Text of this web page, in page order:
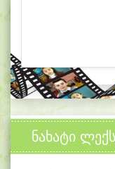
ნახატი